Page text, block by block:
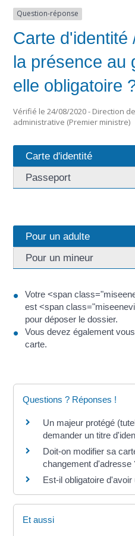
Question-réponse
Carte d'identité
la présence au
elle obligatoire
Vérifié le 24/08/2020 - Direction
administrative (Premier ministre)
Carte d'identité
Passeport
Pour un adulte
Pour un mineur
Votre <span
est <span
pour déposer le dossier.
Vous devez également
carte.
Questions ? Réponses !
Un majeur protégé
demander un titre
Doit-on modifier sa
changement d'adresse
Est-il obligatoire
Et aussi